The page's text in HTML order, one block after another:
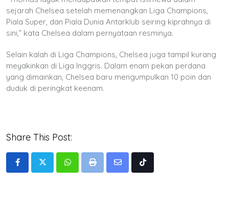
sejarah Chelsea setelah memenangkan Liga Champions,
Piala Super, dan Piala Dunia Antarklub seiring kiprahnya di
sini,” kata Chelsea dalam pernyataan resminya.
Selain kalah di Liga Champions, Chelsea juga tampil kurang
meyakinkan di Liga Inggris. Dalam enam pekan perdana
yang dimainkan, Chelsea baru mengumpulkan 10 poin dan
duduk di peringkat keenam.
Share This Post:
WhatsappPrint
Share
Tiktok